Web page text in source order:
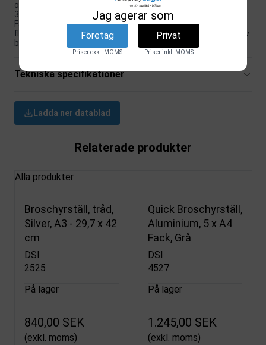
och presentation av A4-broschyrer - totalmått på 41 x 150 x
33 cm.
Färgerna silveranodiserad och transparent passar in i de
flesta interiörstilar och skapar en minimalistisk, men attraktiv
broschyrställ.
Tekniska specifikationer
Ladda ner datablad
Relaterade produkter
Alla produkter
Broschyrställ, tråd,
Silver, A3 - 29,7 x 42
cm
DSI
2525
På lager
840,00 SEK
(exkl. moms)
Quick Broschyrställ,
Aluminium, 5 x A4
Fack, Grå
DSI
4527
På lager
1.245,00 SEK
(exkl. moms)
Jag agerar som
Företag
Priser exkl. MOMS
Privat
Priser inkl. MOMS